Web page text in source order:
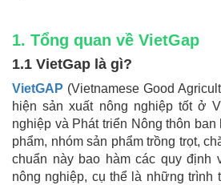
1. Tổng quan về VietGap
1.1 VietGap là gì?
VietGAP (Vietnamese Good
hiện sản xuất nông nghiệp tốt ở
nghiệp và Phát triển Nông thôn
phẩm, nhóm sản phẩm trồng trọt,
chuẩn này bao hàm các quy định
nông nghiệp, cụ thể là những trình